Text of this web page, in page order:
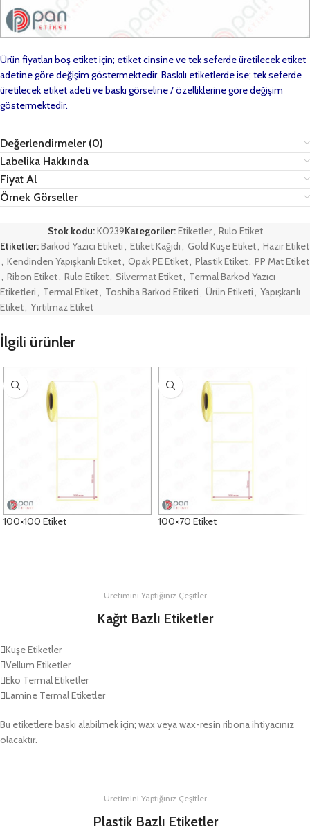
Ürün fiyatları boş etiket için; etiket cinsine ve tek seferde üretilecek etiket
adetine göre değişim göstermektedir. Baskılı etiketlerde ise; tek seferde
üretilecek etiket adeti ve baskı görseline / özelliklerine göre değişim
göstermektedir.
Değerlendirmeler (0)
Labelika Hakkında
Fiyat Al
Örnek Görseller
Stok kodu:K0239Kategoriler:Etiketler, Rulo Etiket
Etiketler:Barkod Yazıcı Etiketi, Etiket Kağıdı, Gold Kuşe Etiket, Hazır Etiket
, Kendinden Yapışkanlı Etiket, Opak PE Etiket, Plastik Etiket, PP Mat Etiket
, Ribon Etiket, Rulo Etiket, Silvermat Etiket, Termal Barkod Yazıcı
Etiketleri, Termal Etiket, Toshiba Barkod Etiketi, Ürün Etiketi, Yapışkanlı
Etiket, Yırtılmaz Etiket
İlgili ürünler
100×100 Etiket 100×70 Etiket
Üretimini Yaptığınız Çeşitler
Kağıt Bazlı Etiketler
Kuşe Etiketler
Vellum Etiketler
Eko Termal Etiketler
Lamine Termal Etiketler
Bu etiketlere baskı alabilmek için; wax veya wax-resin ribona ihtiyacınız
olacaktır.
Üretimini Yaptığınız Çeşitler
Plastik Bazlı Etiketler